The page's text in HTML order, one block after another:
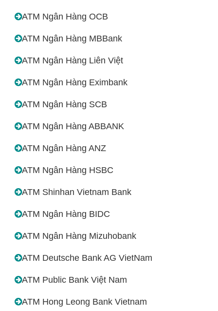
ATM Ngân Hàng OCB
ATM Ngân Hàng MBBank
ATM Ngân Hàng Liên Việt
ATM Ngân Hàng Eximbank
ATM Ngân Hàng SCB
ATM Ngân Hàng ABBANK
ATM Ngân Hàng ANZ
ATM Ngân Hàng HSBC
ATM Shinhan Vietnam Bank
ATM Ngân Hàng BIDC
ATM Ngân Hàng Mizuhobank
ATM Deutsche Bank AG VietNam
ATM Public Bank Việt Nam
ATM Hong Leong Bank Vietnam